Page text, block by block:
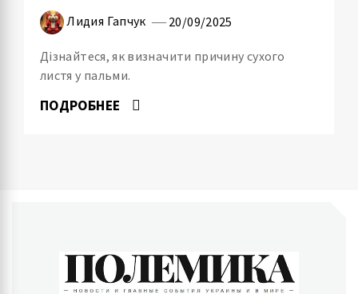
Лидия Гапчук 20/09/2025
Дізнайтеся, як визначити причину сухого
листя у пальми.
ПОДРОБНЕЕ